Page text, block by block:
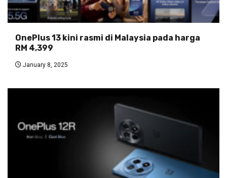
OnePlus 13 kini rasmi di Malaysia pada harga
RM 4,399
January 8, 2025